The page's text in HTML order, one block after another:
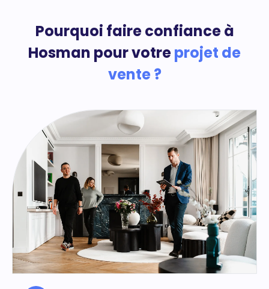
Pourquoi faire confiance à
Hosman pour votreprojet de
vente ?